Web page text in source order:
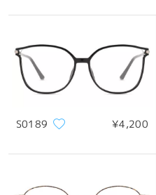
S0189 ¥4,200